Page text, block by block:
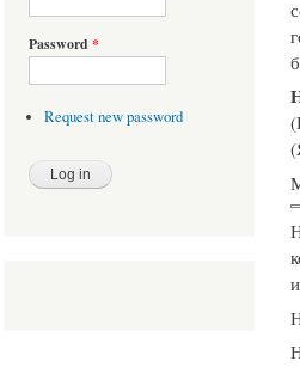
Password *
Request new password